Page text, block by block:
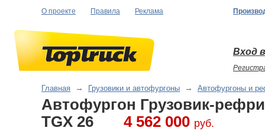
О проекте Правила Реклама
Вход
Главная → Грузовики и автофургоны → Автофургоны и
Автофургон Грузовик-
TGX 26
4 562 000 руб.